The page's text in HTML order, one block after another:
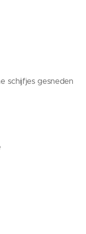
schijfjes gesneden